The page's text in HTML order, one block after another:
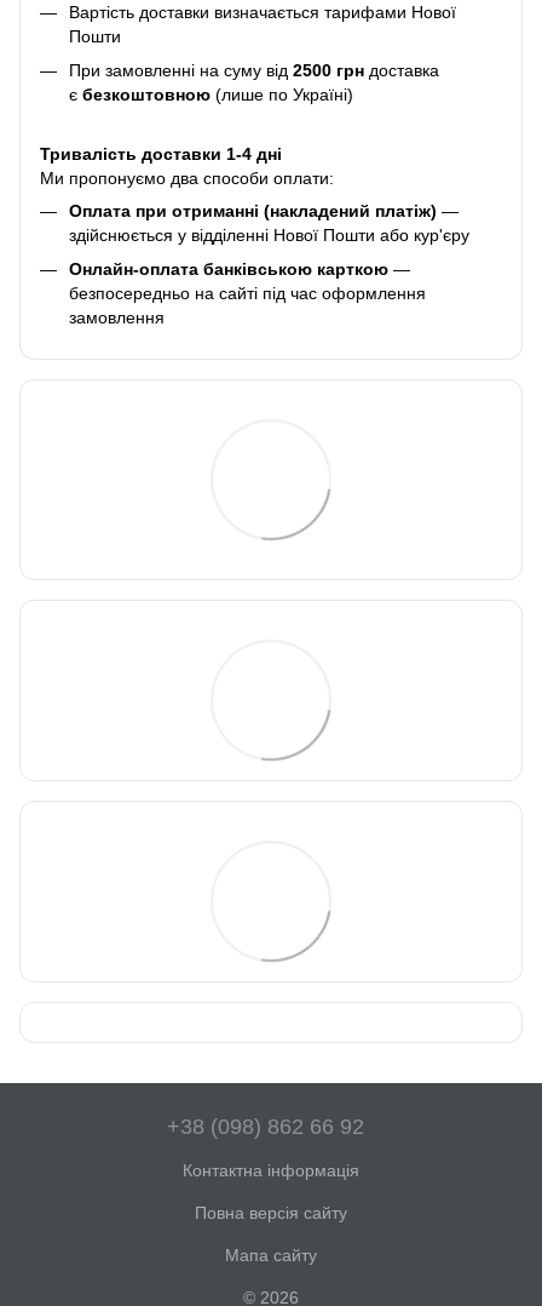
Вартість доставки визначається тарифами Нової
Пошти
При замовленні на суму від 2500 грн доставка
є безкоштовною (лише по Україні)
Тривалість доставки 1-4 дні
Ми пропонуємо два способи оплати:
Оплата при отриманні (накладений платіж) —
здійснюється у відділенні Нової Пошти або кур'єру
Онлайн-оплата банківською карткою —
безпосередньо на сайті під час оформлення
замовлення
+38 (098) 862 66 92
Контактна інформація
Повна версія сайту
Мапа сайту
© 2026